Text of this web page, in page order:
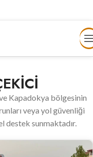
Kapadokya bölgesinin
veya yol güvenliği
destek sunmaktadır.